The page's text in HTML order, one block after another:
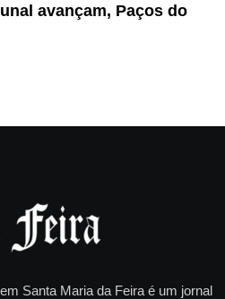
avançam, Paços do
Santa Maria da Feira é um jornal